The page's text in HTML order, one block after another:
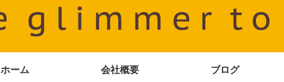
ホーム 会社概要 ブログ